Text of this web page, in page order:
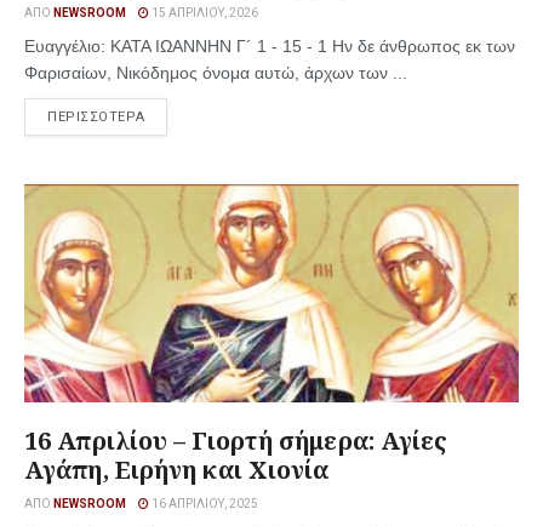
ΑΠΌ NEWSROOM 15 ΑΠΡΙΛΊΟΥ, 2026
Ευαγγέλιο: ΚΑΤΑ ΙΩΑΝΝΗΝ Γ´ 1 - 15 - 1 Ην δε άνθρωπος εκ των
Φαρισαίων, Νικόδημος όνομα αυτώ, άρχων των ...
ΠΕΡΙΣΣΟΤΕΡΑ
16 Απριλίου – Γιορτή σήμερα: Αγίες
Αγάπη, Ειρήνη και Χιονία
ΑΠΌ NEWSROOM 16 ΑΠΡΙΛΊΟΥ, 2025